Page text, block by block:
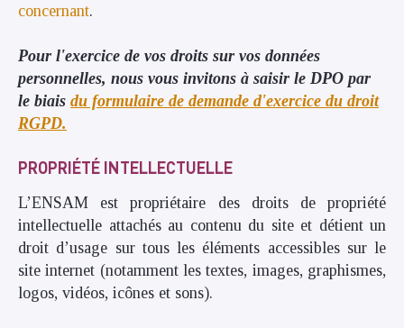
concernant.
Pour l'exercice de vos droits sur vos données
personnelles, nous vous invitons à saisir le DPO par
le biais du formulaire de demande d'exercice du droit
RGPD.
PROPRIÉTÉ INTELLECTUELLE
L’ENSAM est propriétaire des droits de propriété
intellectuelle attachés au contenu du site et détient un
droit d’usage sur tous les éléments accessibles sur le
site internet (notamment les textes, images, graphismes,
logos, vidéos, icônes et sons).